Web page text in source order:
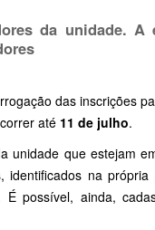
da unidade. A
das inscrições
até 11 de julho.
unidade que estejam
na
possível, ainda,